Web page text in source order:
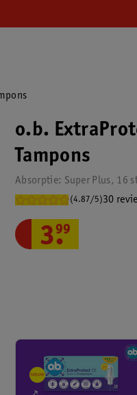
o.b.
Tampons
Absorptie: Super Plus, 16
(4.87/5)30
3.
99